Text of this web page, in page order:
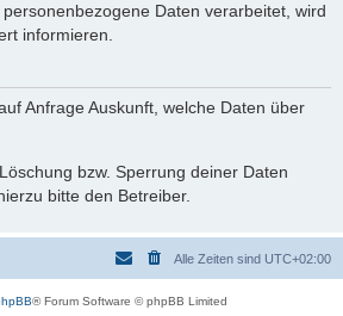
Daten verarbeitet, wird
informieren.
Anfrage Auskunft, welche Daten über
bzw. Sperrung deiner Daten
bitte den Betreiber.
Alle Zeiten sind UTC+02:00
® Forum Software © phpBB Limited